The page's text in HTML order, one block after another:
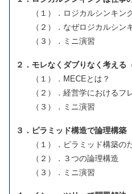
（１）．ロジカルシンキン
（２）．なぜロジカルシン
（３）．ミニ演習
２．モレなくダブりなく考える
（１）．MECEとは？
（２）．経営学におけるフ
（３）．ミニ演習
３．ピラミッド構造で論理構築
（１）．ピラミッド構築の
（２）．３つの論理構造
（３）．ミニ演習